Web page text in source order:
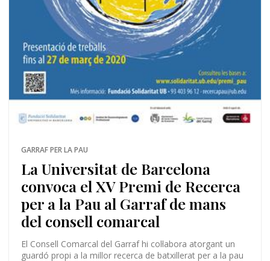
GARRAF PER LA PAU
La Universitat de Barcelona
convoca el XV Premi de Recerca
per a la Pau al Garraf de mans
del consell comarcal
El Consell Comarcal del Garraf hi col·labora atorgant un
guardó propi a la millor recerca de batxillerat per a la pau